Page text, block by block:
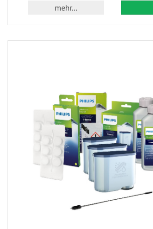
mehr...